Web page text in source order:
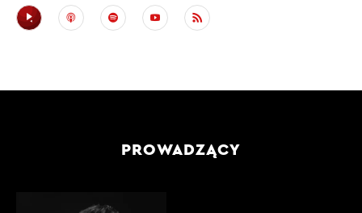
PROWADZĄCY